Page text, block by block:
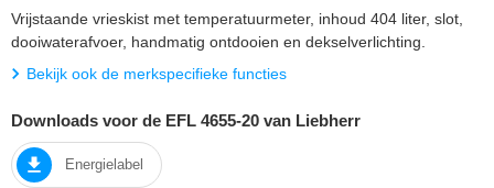
Vrijstaande vrieskist met temperatuurmeter, inhoud 404 liter, slot,
dooiwaterafvoer, handmatig ontdooien en dekselverlichting.
Bekijk ook de merkspecifieke functies
Downloads voor de EFL 4655-20 van Liebherr
Energielabel